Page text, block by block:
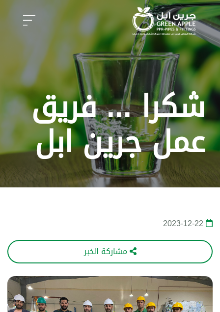
شكرا ... فريق
عمل جرين ابل
2023-12-22
مشاركة الخبر